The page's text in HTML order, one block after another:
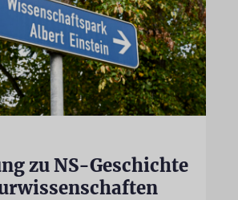
zu NS-Geschichte